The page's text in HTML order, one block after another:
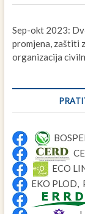
Sep-okt 2023:
promjena, zaštiti
organizacija
ECO
EKO PLOD,